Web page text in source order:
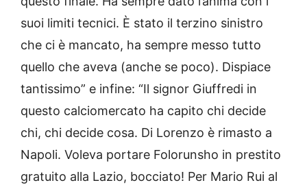
suoi limiti tecnici. È stato il terzino sinistro
che ci è mancato, ha sempre messo tutto
quello che aveva (anche se poco). Dispiace
tantissimo” e infine: “Il signor Giuffredi in
questo calciomercato ha capito chi decide
chi, chi decide cosa. Di Lorenzo è rimasto a
Napoli. Voleva portare Folorunsho in prestito
gratuito alla Lazio, bocciato! Per Mario Rui al